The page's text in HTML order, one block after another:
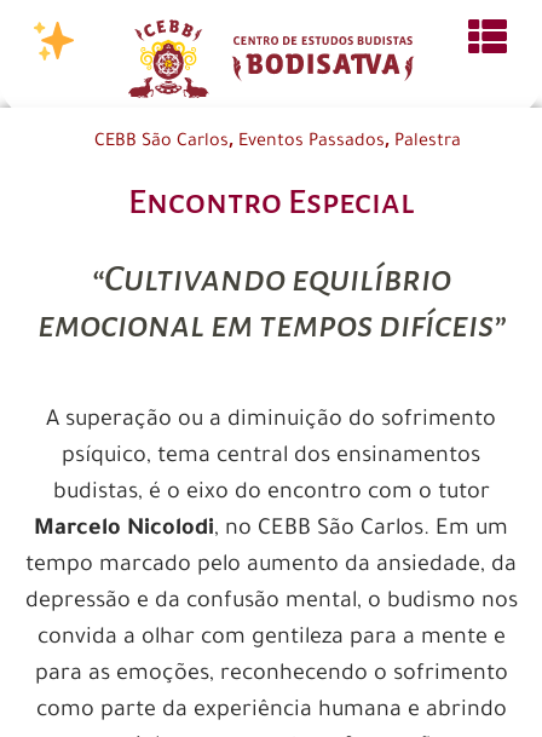
CEBB São Carlos, Eventos Passados, Palestra
Encontro Especial
“Cultivando equilíbrio
emocional em tempos difíceis”
A superação ou a diminuição do sofrimento
psíquico, tema central dos ensinamentos
budistas, é o eixo do encontro com o tutor
Marcelo Nicolodi, no CEBB São Carlos. Em um
tempo marcado pelo aumento da ansiedade, da
depressão e da confusão mental, o budismo nos
convida a olhar com gentileza para a mente e
para as emoções, reconhecendo o sofrimento
como parte da experiência humana e abrindo